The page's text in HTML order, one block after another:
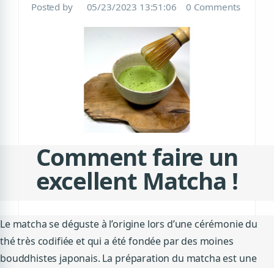
Posted by 05/23/2023 13:51:06 0 Comments
Comment faire un
excellent Matcha !
Le matcha se déguste à l’origine lors d’une cérémonie du
thé très codifiée et qui a été fondée par des moines
bouddhistes japonais. La préparation du matcha est une